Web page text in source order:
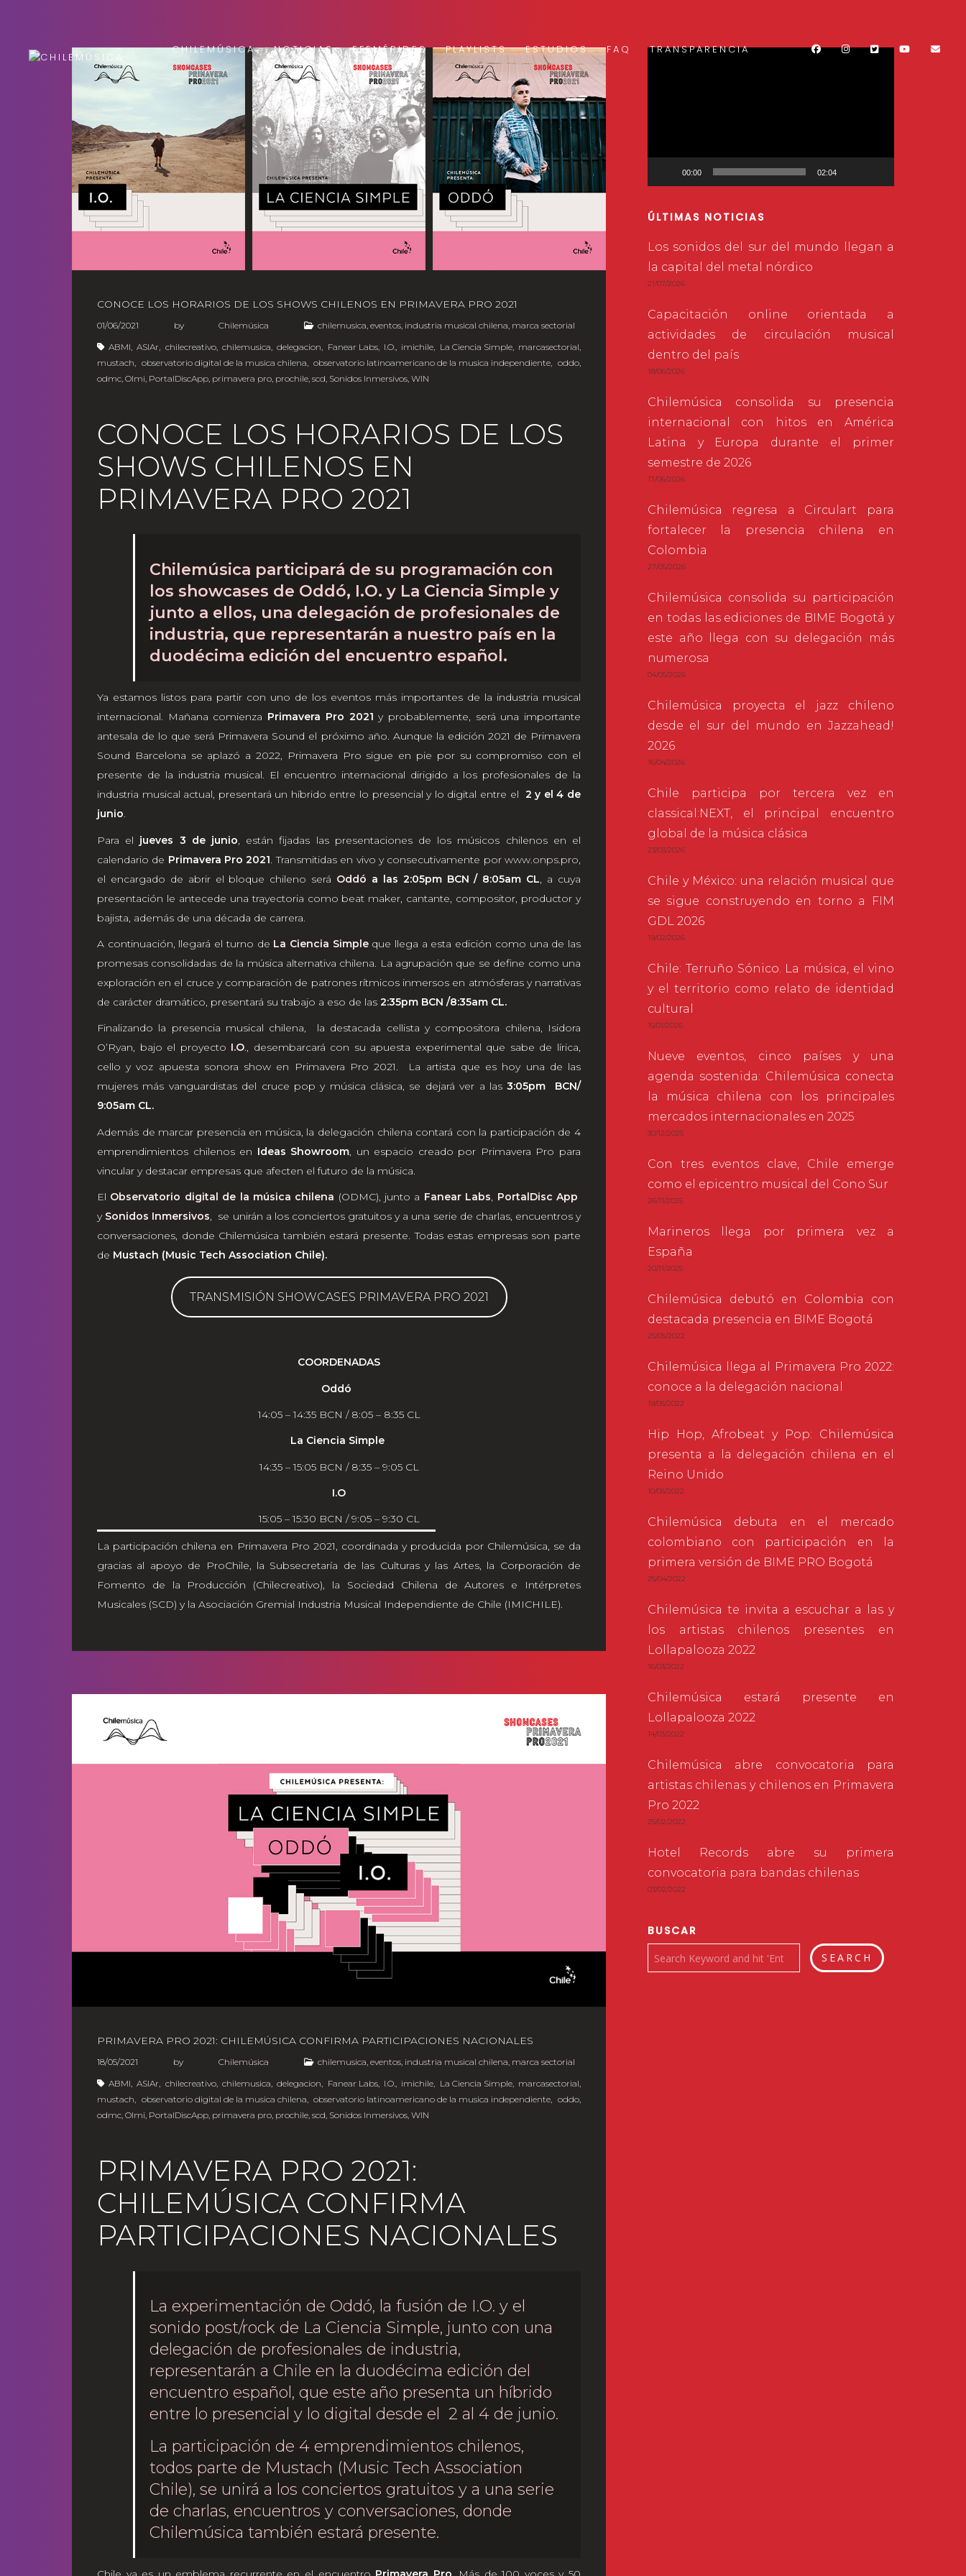
CHILEMÚSICA NOTICIAS EFEMÉRIDES PLAYLISTS ESTUDIOS FAQ TRANSPARENCIA
CONOCE LOS HORARIOS DE LOS SHOWS CHILENOS EN PRIMAVERA PRO 2021
01/06/2021 byChilemúsica chilemusica ,eventos industria musical chilena marca sectorial
ABMI ,ASIAr chilecreativo,chilemusica ,delegacion Fanear Labs, I.O. imichile La Ciencia Simple, marcasectorial
mustach
observatorio digital de la musica chilena ,observatorio latinoamericano de la musica independiente ,oddo
odmc Olmi PortalDiscApp primavera pro prochile scd Sonidos Inmersivos WIN
CONOCE LOS HORARIOS DE LOS
SHOWS CHILENOS EN
PRIMAVERA PRO 2021
Chilemúsica participará de su programación con
los showcases de Oddó, I.O. y La Ciencia Simple y
junto a ellos, una delegación de profesionales de
industria, que representarán a nuestro país en la
duodécima edición del encuentro español.
Ya estamos listos para partir con uno de los eventos más importantes de la industria musical
internacional. Mañana comienza Primavera Pro 2021 y probablemente, será una importante
antesala de lo que será Primavera Sound el próximo año. Aunque la edición 2021 de Primavera
Sound Barcelona se aplazó a 2022, Primavera Pro sigue en pie por su compromiso con el
presente de la industria musical. El encuentro internacional dirigido a los profesionales de la
industria musical actual, presentará un híbrido entre lo presencial y lo digital entre el 2 y el 4 de
junio.
Para el jueves 3 de junio , están fijadas las presentaciones de los músicos chilenos en el
calendario de Primavera Pro 2021 . Transmitidas en vivo y consecutivamente porwww.onps.pro
el encargado de abrir el bloque chileno será Oddó a las 2:05pm BCN / 8:05am CL , a cuya
presentación le antecede una trayectoria como beat maker, cantante, compositor, productor y
bajista, además de una década de carrera.
A continuación, llegará el turno de La Ciencia Simpleque llega a esta edición como una de las
promesas consolidadas de la música alternativa chilena. La agrupación que se define como una
exploración en el cruce y comparación de patrones rítmicos inmersos en atmósferas y narrativas
de carácter dramático, presentará su trabajo a eso de las 2:35pm BCN /8:35am CL.
Finalizando la presencia musical chilena, la destacada cellista y compositora chilena, Isidora
O’Ryan, bajo el proyecto I.O., desembarcará con su apuesta experimental que sabe de lírica,
cello y voz apuesta sonora show en Primavera Pro 2021. La artista que es hoy una de las
mujeres más vanguardistas del cruce pop y música clásica, se dejará ver a las3:05pm BCN/
9:05am CL.
Además de marcar presencia en música, la delegación chilena contará con la participación de 4
emprendimientos chilenos en Ideas Showroom, un espacio creado por Primavera Pro para
vincular y destacar empresas que afecten el futuro de la música.
El Observatorio digital de la música chilena (ODMC), junto a Fanear Labs, PortalDisc App
y Sonidos Inmersivos, se unirán a los conciertos gratuitos y a una serie de charlas, encuentros y
conversaciones, donde Chilemúsica también estará presente. Todas estas empresas son parte
de Mustach (Music Tech Association Chile).
TRANSMISIÓN SHOWCASES PRIMAVERA PRO 2021
COORDENADAS
Oddó
14:05 – 14:35 BCN / 8:05 – 8:35 CL
La Ciencia Simple
14:35 – 15:05 BCN / 8:35 – 9:05 CL
I.O
15:05 – 15:30 BCN / 9:05 – 9:30 CL
La participación chilena en Primavera Pro 2021, coordinada y producida por Chilemúsica, se da
gracias al apoyo de ProChile, la Subsecretaría de las Culturas y las Artes, la Corporación de
Fomento de la Producción (Chilecreativo), la Sociedad Chilena de Autores e Intérpretes
Musicales (SCD) y la Asociación Gremial Industria Musical Independiente de Chile (IMICHILE).
PRIMAVERA PRO 2021: CHILEMÚSICA CONFIRMA PARTICIPACIONES NACIONALES
18/05/2021 by Chilemúsica chilemusica, eventos, industria musical chilena, marca sectorial
ABMI,ASIAr, chilecreativo,chilemusica,delegacion, Fanear Labs, I.O., imichile, La Ciencia Simple, marcasectorial,
mustach, observatorio digital de la musica chilena,observatorio latinoamericano de la musica independiente,oddo,
odmc, Olmi, PortalDiscApp, primavera pro, prochile, scd, Sonidos Inmersivos, WIN
PRIMAVERA PRO 2021:
CHILEMÚSICA CONFIRMA
PARTICIPACIONES NACIONALES
La experimentación de Oddó, la fusión de I.O. y el
sonido post/rock de La Ciencia Simple, junto con una
delegación de profesionales de industria,
representarán a Chile en la duodécima edición del
encuentro español, que este año presenta un híbrido
entre lo presencial y lo digital desde el 2 al 4 de junio.
La participación de 4 emprendimientos chilenos,
todos parte de Mustach (Music Tech Association
Chile), se unirá a los conciertos gratuitos y a una serie
de charlas, encuentros y conversaciones, donde
Chilemúsica también estará presente.
Reproductor
00:00 02:04
ÚLTIMAS NOTICIAS
Los sonidos del sur del mundo llegan a
la capital del metal nórdico
21/07/2026
Capacitación online orientada a
actividades de circulación musical
dentro del país
18/06/2026
Chilemúsica consolida su presencia
internacional con hitos en América
Latina y Europa durante el primer
semestre de 2026
17/06/2026
Chilemúsica regresa a Circulart para
fortalecer la presencia chilena en
Colombia
27/05/2026
Chilemúsica consolida su participación
en todas las ediciones de BIME Bogotá y
este año llega con su delegación más
numerosa
04/05/2026
Chilemúsica proyecta el jazz chileno
desde el sur del mundo en Jazzahead!
2026
16/04/2026
Chile participa por tercera vez en
classical:NEXT, el principal encuentro
global de la música clásica
23/03/2026
Chile y México: una relación musical que
se sigue construyendo en torno a FIM
GDL 2026
19/02/2026
Chile: Terruño Sónico. La música, el vino
y el territorio como relato de identidad
cultural
15/01/2026
Nueve eventos, cinco países y una
agenda sostenida: Chilemúsica conecta
la música chilena con los principales
mercados internacionales en 2025
30/12/2025
Con tres eventos clave, Chile emerge
como el epicentro musical del Cono Sur
26/11/2025
Marineros llega por primera vez a
España
20/11/2025
Chilemúsica debutó en Colombia con
destacada presencia en BIME Bogotá
25/05/2022
Chilemúsica llega al Primavera Pro 2022:
conoce a la delegación nacional
19/05/2022
Hip Hop, Afrobeat y Pop: Chilemúsica
presenta a la delegación chilena en el
Reino Unido
10/05/2022
Chilemúsica debuta en el mercado
colombiano con participación en la
primera versión de BIME PRO Bogotá
25/04/2022
Chilemúsica te invita a escuchar a las y
los artistas chilenos presentes en
Lollapalooza 2022
16/03/2022
Chilemúsica estará presente en
Lollapalooza 2022
14/03/2022
Chilemúsica abre convocatoria para
artistas chilenas y chilenos en Primavera
Pro 2022
25/02/2022
Hotel Records abre su primera
convocatoria para bandas chilenas
03/02/2022
BUSCAR